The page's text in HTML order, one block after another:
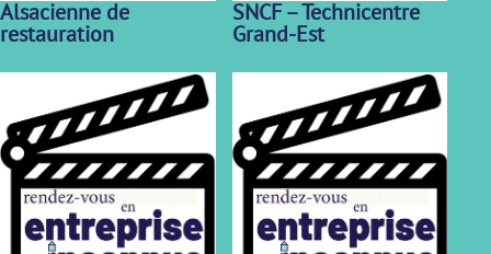
Alsacienne de
restauration
SNCF – Technicentre
Grand-Est